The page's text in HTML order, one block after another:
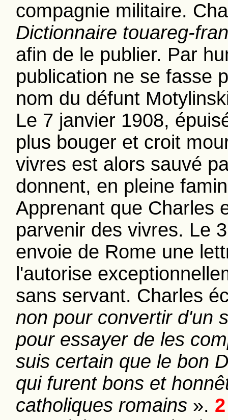
compagnie militaire.
Dictionnaire touareg-
afin de le publier. Par
publication ne se fasse
nom du défunt
Le 7 janvier 1908,
plus bouger et croit
vivres est alors sauvé
donnent, en pleine
Apprenant que Charles
parvenir des vivres. Le
envoie de Rome une
l'autorise
sans servant. Charles
non pour convertir d'un
pour essayer de les
suis certain que le bon
qui furent bons et
catholiques romains ». 2